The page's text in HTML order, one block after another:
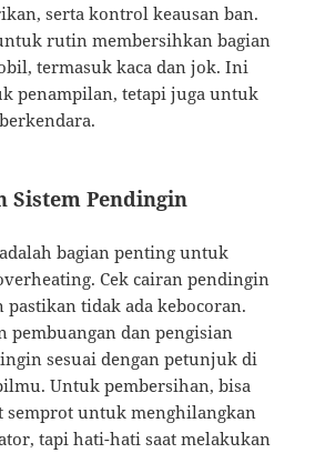
serta kontrol keausan ban.
rutin membersihkan bagian
termasuk kaca dan jok. Ini
penampilan, tetapi juga untuk
Sistem Pendingin
bagian penting untuk
Cek cairan pendingin
pastikan tidak ada kebocoran.
pembuangan dan pengisian
sesuai dengan petunjuk di
Untuk pembersihan, bisa
semprot untuk menghilangkan
tapi hati-hati saat melakukan